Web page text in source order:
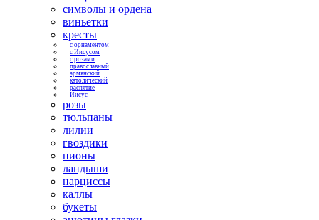
символы и ордена
виньетки
кресты
с орнаментом
с Иисусом
с розами
православный
армянский
католический
распятие
Иисус
розы
тюльпаны
лилии
гвоздики
пионы
ландыши
нарциссы
каллы
букеты